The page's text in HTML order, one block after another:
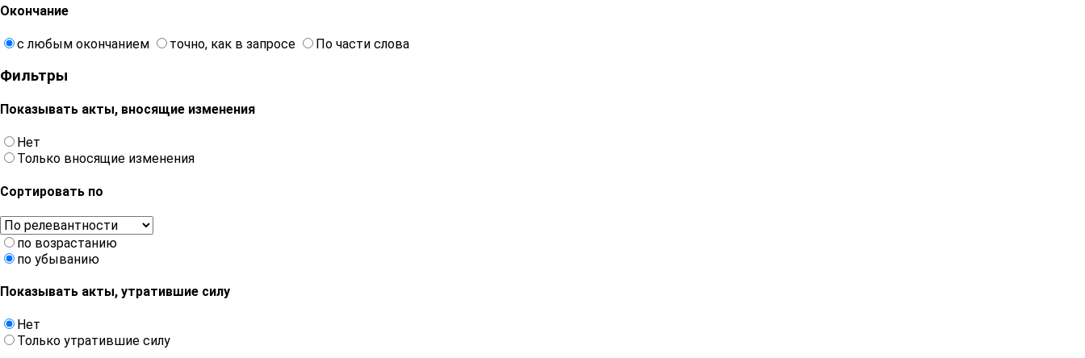
Окончание
с любым окончанием точно, как в запросе По части слова
Фильтры
Показывать акты, вносящие изменения
Нет
Только вносящие изменения
Сортировать по
по возрастанию
по убыванию
Показывать акты, утратившие силу
Нет
Только утратившие силу